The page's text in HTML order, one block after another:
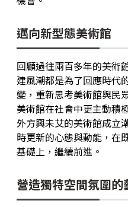
邁向新型態美術館
回顧過往兩百多年的美術
建風潮都是為了回應時代
變，重新思考美術館與民
美術館在社會中更主動積
外方興未艾的美術館成立
時更新的心態與動能，在
基礎上，繼續前進。
營造獨特空間氛圍